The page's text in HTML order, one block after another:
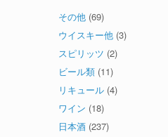
その他 (69)
ウイスキー他 (3)
スピリッツ (2)
ビール類 (11)
リキュール (4)
ワイン (18)
日本酒 (237)